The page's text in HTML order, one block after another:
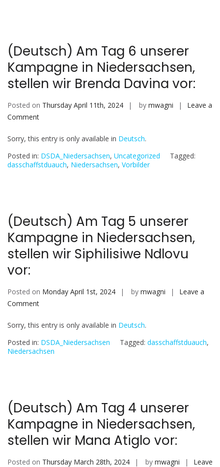
stellen
wir
Helen
Nintemann
(Deutsch) Am Tag 6 unserer
Kampagne in Niedersachsen,
stellen wir Brenda Davina vor:
Posted on Thursday April 11th, 2024 by mwagni
Leave a
Commenton
Am
Tag
6
stellen
wir
Brenda
Davina
Sorry, this entry is only available in Deutsch.
Posted in: DSDA_Niedersachsen, Uncategorized
Tagged:
dasschaffstduauch, Niedersachsen, Vorbilder
(Deutsch) Am Tag 5 unserer
Kampagne in Niedersachsen,
stellen wir Siphilisiwe Ndlovu
vor:
Posted on Monday April 1st, 2024 by mwagni
Leave a
Commenton
Am
Tag
5
stellen
wir
Siphilisiwe
Ndlovu
Sorry, this entry is only available in Deutsch.
Posted in: DSDA_Niedersachsen Tagged: dasschaffstduauch,
Niedersachsen
(Deutsch) Am Tag 4 unserer
Kampagne in Niedersachsen,
stellen wir Mana Atiglo vor:
Posted on Thursday March 28th, 2024 by mwagni
Leave